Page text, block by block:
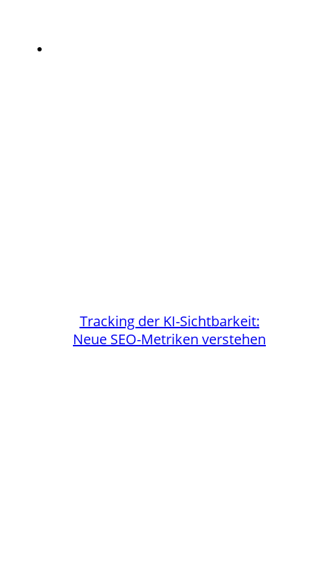
Tracking der KI-Sichtbarkeit:
Neue SEO-Metriken verstehen